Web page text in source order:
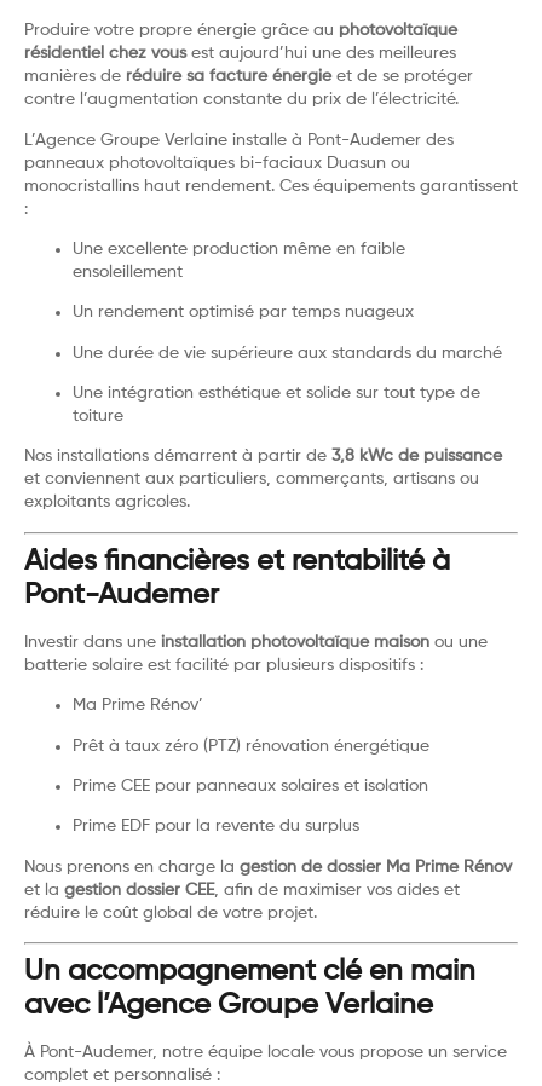
Produire votre propre énergie grâce au photovoltaïque
résidentiel chez vousest aujourd’hui une des meilleures
manières de réduire sa facture énergieet de se protéger
contre l’augmentation constante du prix de l’électricité.
L’Agence Groupe Verlaine installe à Pont-Audemer des
panneaux photovoltaïques bi-faciaux Duasun ou
monocristallins haut rendement. Ces équipements garantissent
:
Une excellente production même en faible
ensoleillement
Un rendement optimisé par temps nuageux
Une durée de vie supérieure aux standards du marché
Une intégration esthétique et solide sur tout type de
toiture
Nos installations démarrent à partir de 3,8 kWc de puissance
et conviennent aux particuliers, commerçants, artisans ou
exploitants agricoles.
Aides financières et rentabilité à
Pont-Audemer
Investir dans une installation photovoltaïque maison ou une
batterie solaire est facilité par plusieurs dispositifs :
Ma Prime Rénov’
Prêt à taux zéro (PTZ) rénovation énergétique
Prime CEE pour panneaux solaires et isolation
Prime EDF pour la revente du surplus
Nous prenons en charge la gestion de dossier Ma Prime Rénov
et la gestion dossier CEE, afin de maximiser vos aides et
réduire le coût global de votre projet.
Un accompagnement clé en main
avec l’Agence Groupe Verlaine
À Pont-Audemer, notre équipe locale vous propose un service
complet et personnalisé :